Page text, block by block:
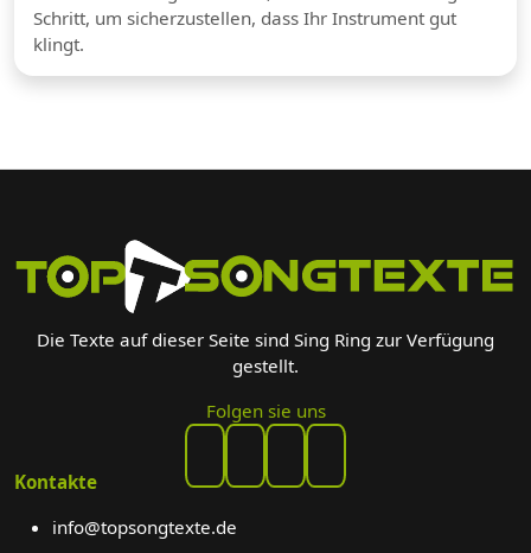
Schritt, um sicherzustellen, dass Ihr Instrument gut
klingt.
Die Texte auf dieser Seite sind Sing Ring zur Verfügung
gestellt.
Folgen sie uns
Kontakte
info@topsongtexte.de